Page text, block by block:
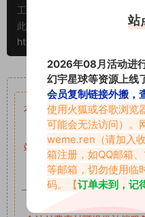
工单处理。
此外本文章皆属于原创文章，
https://www.vmiba.com/
重
本站资源均来自网络分享，
留言后，我们会第
站内资源为网友个人学习或
可,禁止用于任何商业途
站
2026年08月活动进
幻宇星球等资源上线
会员复制链接外搬，
使用火狐或谷歌浏览
可能会无法访问）。
weme.ren （请加入
箱注册，如QQ邮箱
等邮箱，切勿使用临
码。【订单未到，记